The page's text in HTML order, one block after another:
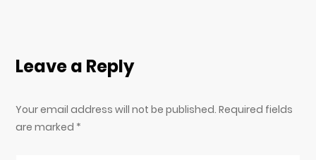
Leave a Reply
Your email address will not be published. Required fields
are marked *